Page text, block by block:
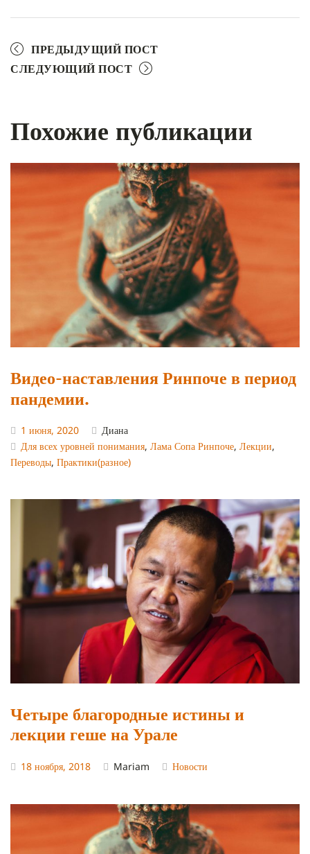
ПРЕДЫДУЩИЙ ПОСТ
СЛЕДУЮЩИЙ ПОСТ
Похожие публикации
Видео-наставления Ринпоче в период
пандемии.
1 июня, 2020
Диана
Для всех уровней понимания, Лама Сопа Ринпоче, Лекции,
Переводы, Практики(разное)
Четыре благородные истины и
лекции геше на Урале
18 ноября, 2018 Mariam Новости